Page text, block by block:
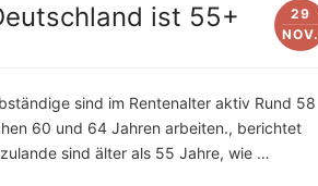
ist 55+
29
NOV.
sind im Rentenalter aktiv Rund 58
60 und 64 Jahren arbeiten., berichtet
sind älter als 55 Jahre, wie …